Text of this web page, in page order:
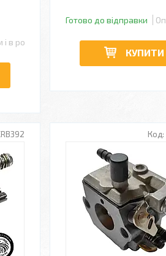
в роздріб
Готово до відправки
КУПИТИ